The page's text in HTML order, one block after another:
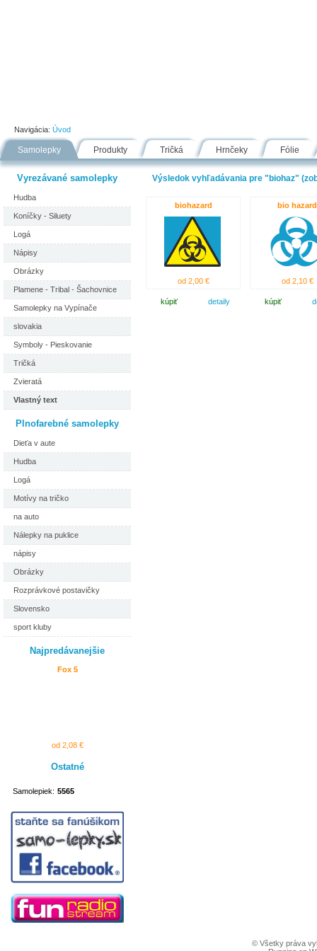
Navigácia: Úvod
Samolepky Produkty Tričká Hrnčeky Fólie
Vyrezávané samolepky
Hudba
Koníčky - Siluety
Logá
Nápisy
Obrázky
Plamene - Tribal - Šachovnice
Samolepky na Vypínače
slovakia
Symboly - Pieskovanie
Tričká
Zvieratá
Vlastný text
Plnofarebné samolepky
Dieťa v aute
Hudba
Logá
Motívy na tričko
na auto
Nálepky na puklice
nápisy
Obrázky
Rozprávkové postavičky
Slovensko
sport kluby
Najpredávanejšie
Fox 5
od 2,08 €
Ostatné
Samolepiek: 5565
Výsledok vyhľadávania pre "biohaz"
biohazard
od 2,00 €
kúpiť detaily
bio hazard
od 2,10 €
kúpiť
© Všetky práva